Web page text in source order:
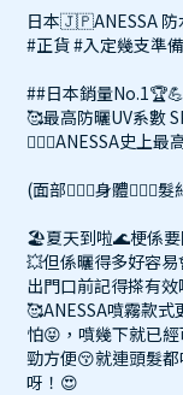
日本🇯🇵ANESSA 防
#正貨 #入定幾支準
##日本銷量
🥰最高防曬UV系數
💁🏻‍♀️ANESSA史上
(面部🧏🏻‍♀️身體
🏖夏天到啦🌊梗係
💥但係曬得多好容
出門口前記得搽有
🥰ANESSA噴霧款
怕😝，噴幾下就已
勁方便😚就連頭髮
呀！😍